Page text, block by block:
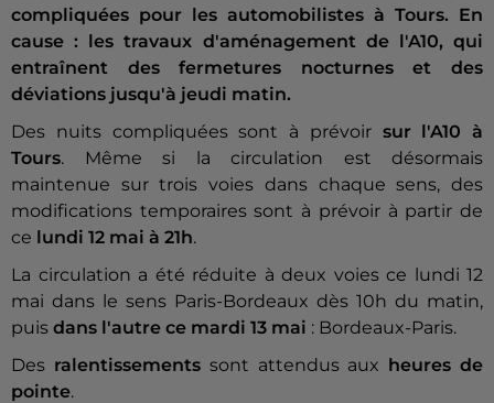
compliquées pour les automobilistes à Tours. En
cause : les travaux d'aménagement de l'A10, qui
entraînent des fermetures nocturnes et des
déviations jusqu'à jeudi matin.
Des nuits compliquées sont à prévoir sur l'A10 à
Tours. Même si la circulation est désormais
maintenue sur trois voies dans chaque sens, des
modifications temporaires sont à prévoir à partir de
ce lundi 12 mai à 21h.
La circulation a été réduite à deux voies ce lundi 12
mai dans le sens Paris-Bordeaux dès 10h du matin,
puis dans l'autre ce mardi 13 mai : Bordeaux-Paris.
Des ralentissementssont attendus aux heures de
pointe.